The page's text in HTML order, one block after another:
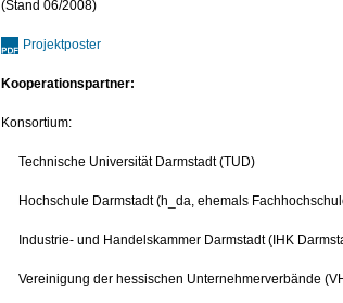
(Stand 06/2008)
Projektposter
Kooperationspartner:
Konsortium:
Technische Universität Darmstadt (TUD)
Hochschule Darmstadt (h_da, ehemals
Industrie- und Handelskammer Darmstadt (IHK
Vereinigung der hessischen Unternehmerverbände